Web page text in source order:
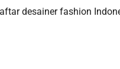
desainer fashion